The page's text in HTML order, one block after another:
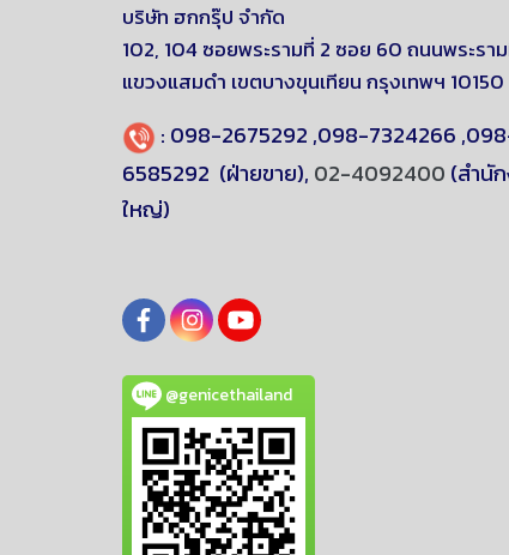
บริษัท ฮกกรุ๊ป จำกัด
102, 104 ซอยพระรามที่ 2 ซอย 60 ถนนพระรา
แขวงแสมดำ เขตบางขุนเทียนกรุงเทพฯ 10150
: 098-2675292 ,098-7324266 ,
6585292 (ฝ่ายขาย), 02-4092400 (สำนั
ใหญ่)
@genicethailand